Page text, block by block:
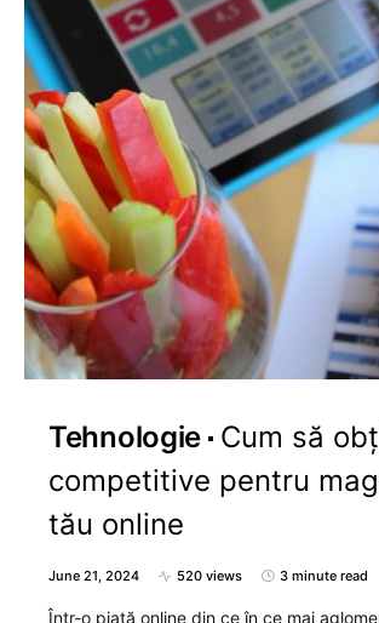
Tehnologie Cum să
competitive pentru
tău online
June 21, 2024 520 views 3 minute read
Într-o piață online din ce în ce mai